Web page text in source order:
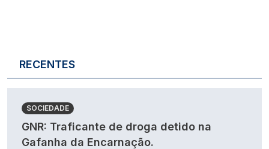
RECENTES
SOCIEDADE
GNR: Traficante de droga detido na
Gafanha da Encarnação.